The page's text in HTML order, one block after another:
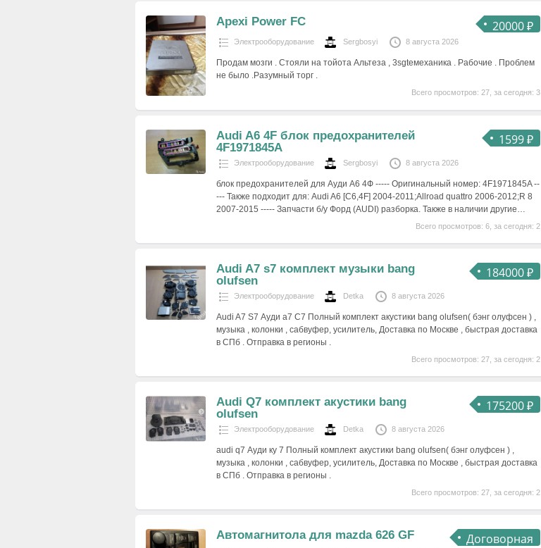
20000 ₽
Apexi Power FC
Электрооборудование Sergbosyi 8 августа 2026
Продам мозги . Стояли на тойота Альтеза , 3sgteмеханика . Рабочие . Проблем
не было .Разумный торг .
Всего просмотров: 27, за сегодня: 3
1599 ₽
Audi A6 4F блок предохранителей
4F1971845A
Электрооборудование Sergbosyi 8 августа 2026
блок предохранителей для Ауди А6 4Ф ----- Оригинальный номер: 4F1971845A --
--- Также подходит для: Audi A6 [C6,4F] 2004-2011;Allroad quattro 2006-2012;R 8
2007-2015 ----- Запчасти б/у Форд (AUDI) разборка. Также в наличии другие…
Всего просмотров: 6, за сегодня: 2
184000 ₽
Audi A7 s7 комплект музыки bang
olufsen
Электрооборудование Detka 8 августа 2026
Audi A7 S7 Ауди а7 С7 Полный комплект акустики bang olufsen( бэнг олуфсен ) ,
музыка , колонки , сабвуфер, усилитель, Доставка по Москве , быстрая доставка
в СПб . Отправка в регионы .
Всего просмотров: 27, за сегодня: 2
175200 ₽
Audi Q7 комплект акустики bang
olufsen
Электрооборудование Detka 8 августа 2026
audi q7 Ауди ку 7 Полный комплект акустики bang olufsen( бэнг олуфсен ) ,
музыка , колонки , сабвуфер, усилитель, Доставка по Москве , быстрая доставка
в СПб . Отправка в регионы .
Всего просмотров: 27, за сегодня: 2
Договорная
Автомагнитола для mazda 626 GF